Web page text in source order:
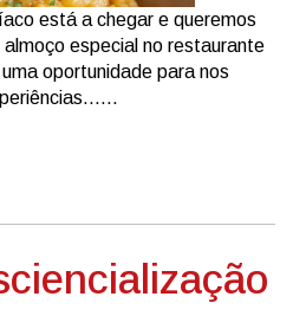
está a chegar e queremos
especial no restaurante
oportunidade para nos